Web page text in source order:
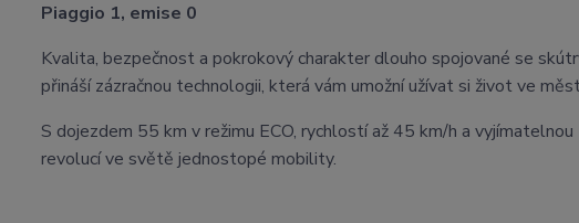
Piaggio 1, emise 0
Kvalita, bezpečnost a pokrokový charakter dlouho spojované se
přináší zázračnou technologii, která vám umožní užívat si život ve
S dojezdem 55 km v režimu ECO, rychlostí až 45 km/h a
revolucí ve světě jednostopé mobility.